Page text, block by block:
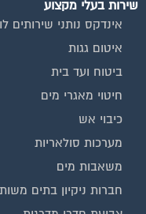
שירות בעלי מקצוע
אינדקס נותני שירותים
איטום גגות
ביטוח ועד בית
חיטוי מאגרי מים
כיבוי אש
מערכות סולאריות
משאבות מים
חברות ניקיון בתים